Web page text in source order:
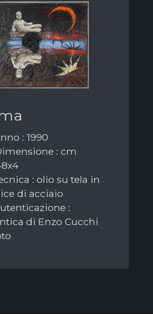
: 1990
: cm
: olio su tela in
di acciaio
:
di Enzo Cucchi